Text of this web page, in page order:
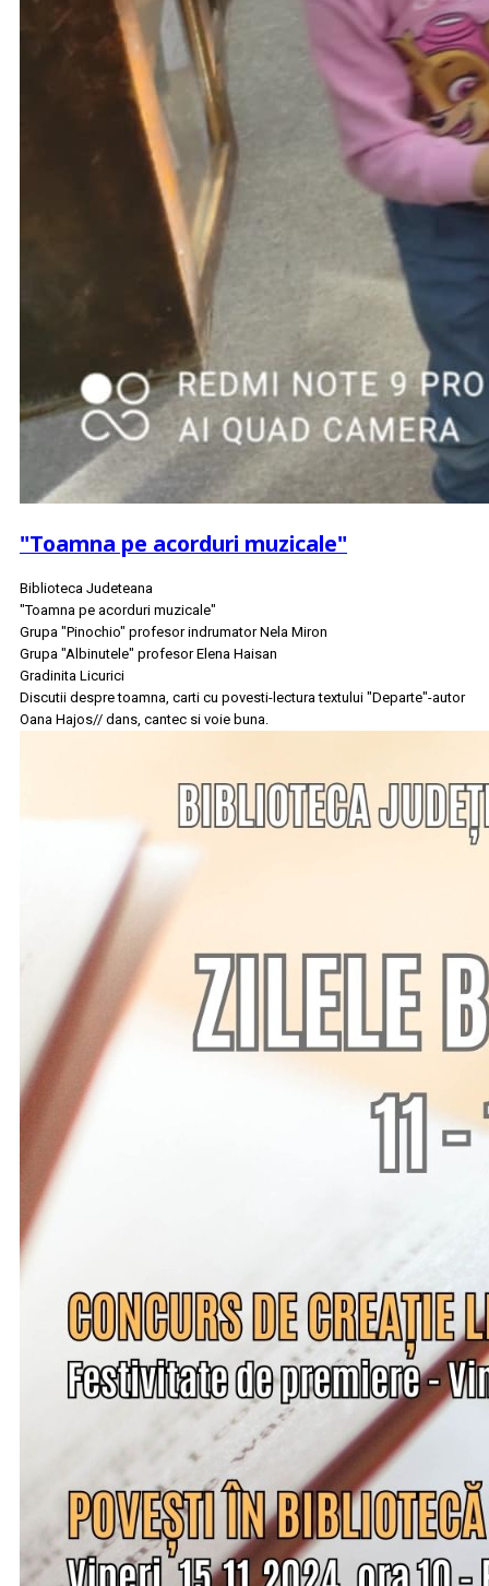
"Toamna pe acorduri muzicale"
Biblioteca Judeteana
"Toamna pe acorduri muzicale"
Grupa "Pinochio" profesor indrumator Nela Miron
Grupa "Albinutele" profesor Elena Haisan
Gradinita Licurici
Discutii despre toamna, carti cu povesti-lectura textului "Departe"-autor
Oana Hajos// dans, cantec si voie buna.